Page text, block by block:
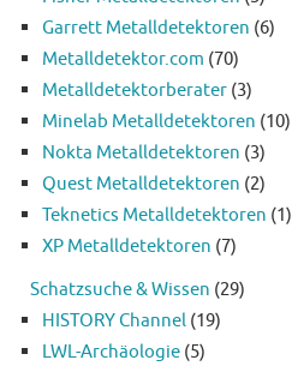
Garrett Metalldetektoren (6)
Metalldetektor.com (70)
Metalldetektorberater (3)
Minelab Metalldetektoren (10)
Nokta Metalldetektoren (3)
Quest Metalldetektoren (2)
Teknetics Metalldetektoren (1)
XP Metalldetektoren (7)
Schatzsuche & Wissen (29)
HISTORY Channel (19)
LWL-Archäologie (5)